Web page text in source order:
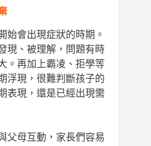
始會出現症狀的時期。
現、被理解，問題有時
。再加上霸凌、拒學等
浮現，很難判斷孩子的
表現，還是已經出現需
父母互動，家長們容易